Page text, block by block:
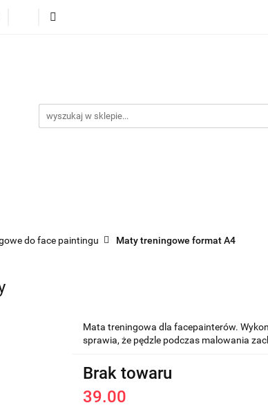
do face paintingu Maty treningowe format A4
Mata treningowa dla facepainterów.
sprawia, że pędzle podczas malowania
Brak towaru
39.00